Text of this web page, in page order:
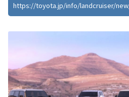
https://toyota.jp/info/landcruiser/